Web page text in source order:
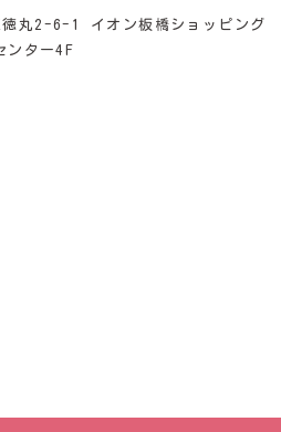
丸2-6-1 イオン板橋ショッピング
ンター4F